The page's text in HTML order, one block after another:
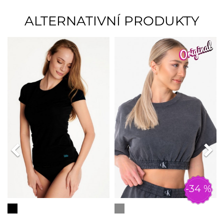
ALTERNATIVNÍ PRODUKTY
-34 %